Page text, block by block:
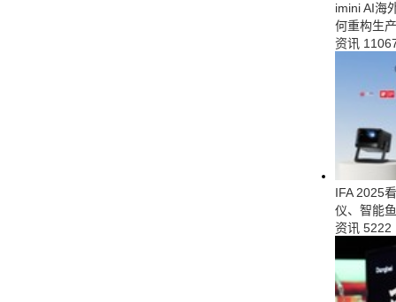
imini AI海
何重构生
资讯
IFA 2025
仪、智能
资讯 5222